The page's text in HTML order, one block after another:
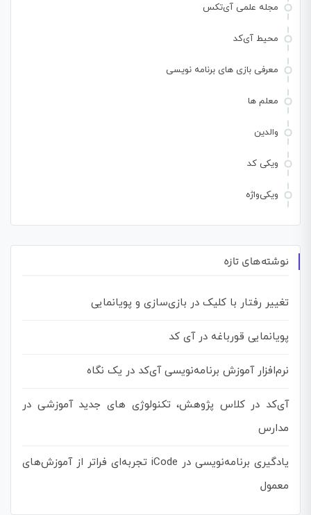
مجله علمی آی‌تکس
محیط آی‌کد
معرفی بازی های برنامه نویسی
معلم ها
والدین
ویکی کد
ویکی‌واژه
نوشته‌های تازه
تغییر رفتار با کلیک در بازی‌سازی و پویانمایی
پویانمایی قورباغه در آی کد
نرم‌افزار آموزش برنامه‌نویسی آی‌کد در یک نگاه
آی‌کد در کلاس پژوهش، تکنولوژی های جدید آموزشی در
مدارس
یادگیری برنامه‌نویسی در iCode تجربه‌ای فراتر از آموزش‌های
معمول